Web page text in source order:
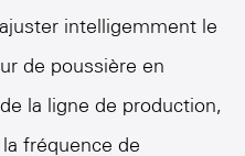
intelligemment le
de poussière en
la ligne de production,
fréquence de